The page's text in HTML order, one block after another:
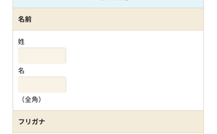
名前
姓
名
（全角）
フリガナ